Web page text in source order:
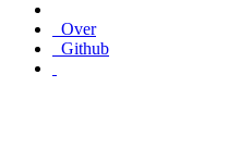
Over
Github